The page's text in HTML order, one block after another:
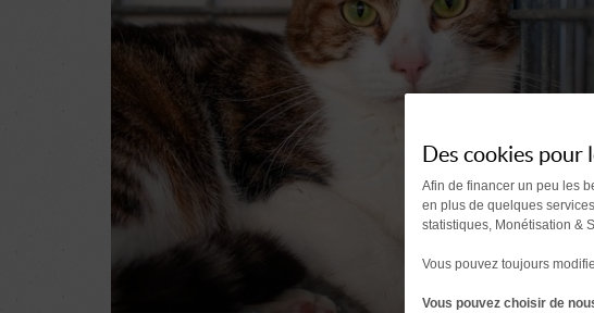
Des cookies pour
Afin de financer un peu les
en plus de quelques
statistiques, Monétisation &
Vous pouvez toujours
Vous pouvez choisir de